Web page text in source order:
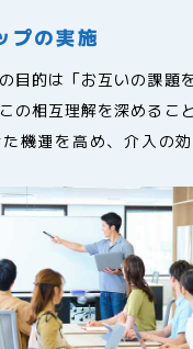
プの実施
目的は「お互いの課題
の相互理解を深めるこ
機運を高め、介入の